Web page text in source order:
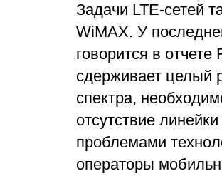
Задачи LTE-сетей
WiMAX. У
говорится в
сдерживает целый
спектра,
отсутствие
проблемами
операторы